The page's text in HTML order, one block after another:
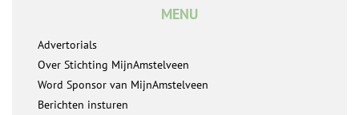
MENU
Advertorials
Over Stichting MijnAmstelveen
Word Sponsor van MijnAmstelveen
Berichten insturen